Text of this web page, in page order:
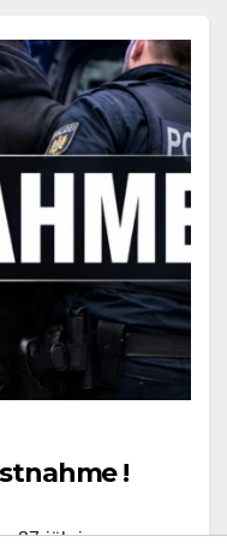
!
37-jährige